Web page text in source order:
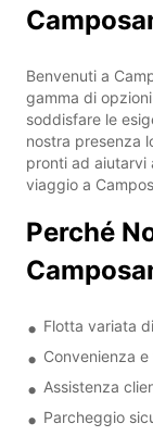
Benvenuti a
gamma di
soddisfare le
nostra presenza
pronti ad aiutarvi
viaggio a
Perché
Flotta variata
Convenienza
Assistenza
Parcheggio